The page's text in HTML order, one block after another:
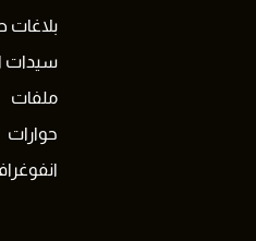
بلاغات
سيدات
ملفات
حوارات